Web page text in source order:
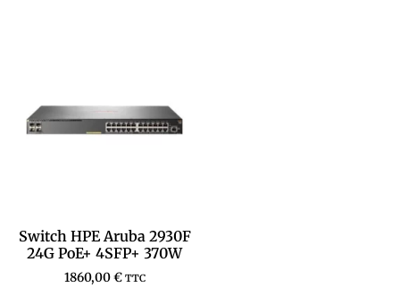
Switch HPE Aruba 2930F
24G PoE+ 4SFP+ 370W
1860,00€ TTC